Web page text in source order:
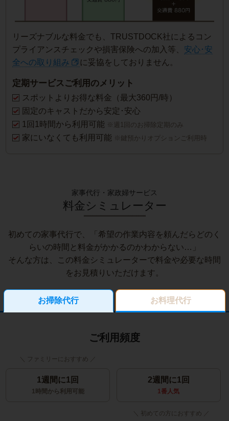
リーズナブルな料金でも、TRUSTDOCK社によるコン
プライアンスチェックや損害保険への加入等、 安心･安
全への取り組み
に妥協をしておりません。
定期サービスご利用のメリット
スポットよりお得な料金（最大360円/時）
固定のキャストだから安定･安心
1回1時間から利用可能 ※週1回のお掃除定期のみ
家にいなくても利用可能 ※鍵預かりオプションご利用時
家事代行・家政婦サービス
料金シミュレーター
初めての家事代行で、「希望の作業内容を頼んだらどのく
らいの時間と料金がかかるのかわからない…」
そんな方は、この料金シミュレーターで料金や必要な時間
をお見積りいただけます。
お掃除代行 お料理代行
ご利用頻度
1週間に1回
1時間から利用可能
2週間に1回
1番人気